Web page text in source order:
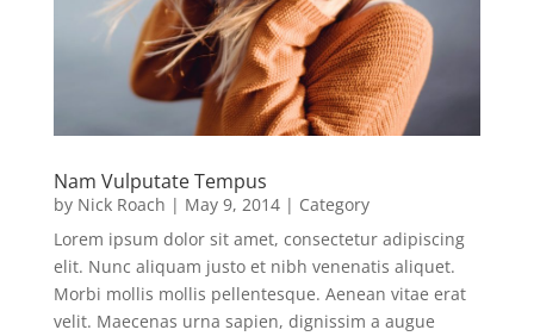
Nam Vulputate Tempus
by Nick Roach | May 9, 2014| Category
Lorem ipsum dolor sit amet, consectetur adipiscing
elit. Nunc aliquam justo et nibh venenatis aliquet.
Morbi mollis mollis pellentesque. Aenean vitae erat
velit. Maecenas urna sapien, dignissim a augue